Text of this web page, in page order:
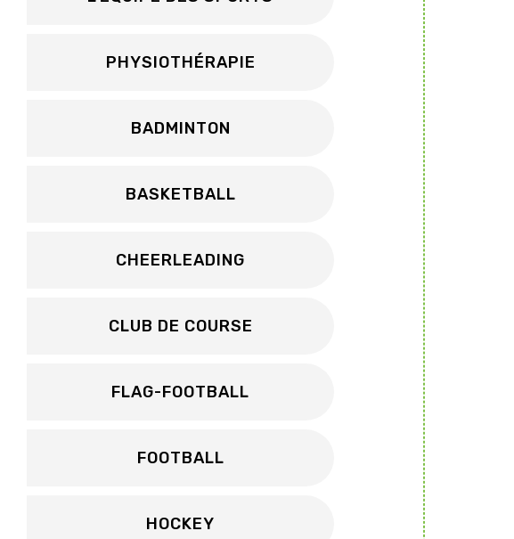
PHYSIOTHÉRAPIE
BADMINTON
BASKETBALL
CHEERLEADING
CLUB DE COURSE
FLAG-FOOTBALL
FOOTBALL
HOCKEY